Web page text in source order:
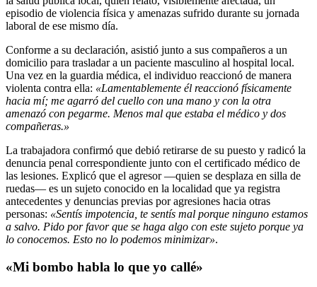
episodio de violencia física y amenazas sufrido durante su jornada
laboral de ese mismo día.
Conforme a su declaración, asistió junto a sus compañeros a un
domicilio para trasladar a un paciente masculino al hospital local.
Una vez en la guardia médica, el individuo reaccionó de manera
violenta contra ella: «Lamentablemente él reaccionó físicamente
hacia mí; me agarró del cuello con una mano y con la otra
amenazó con pegarme. Menos mal que estaba el médico y dos
compañeras.»
La trabajadora confirmó que debió retirarse de su puesto y radicó la
denuncia penal correspondiente junto con el certificado médico de
las lesiones. Explicó que el agresor —quien se desplaza en silla de
ruedas— es un sujeto conocido en la localidad que ya registra
antecedentes y denuncias previas por agresiones hacia otras
personas: «Sentís impotencia, te sentís mal porque ninguno estamos
a salvo. Pido por favor que se haga algo con este sujeto porque ya
lo conocemos. Esto no lo podemos minimizar».
«Mi bombo habla lo que yo callé»